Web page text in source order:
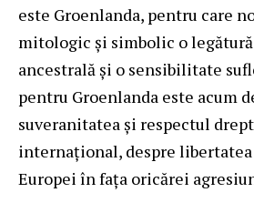
este Groenlanda, pentru care
mitologic și simbolic o
ancestrală și o sensibilitate
pentru Groenlanda este acum
suveranitatea și respectul
internațional, despre
Europei în fața oricărei